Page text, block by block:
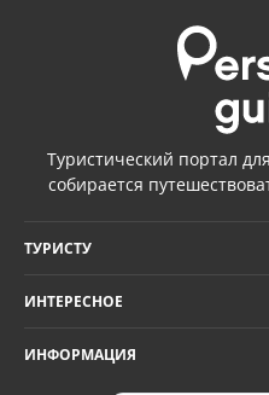
Туристический портал
собирается
ТУРИСТУ
ИНТЕРЕСНОЕ
ИНФОРМАЦИЯ